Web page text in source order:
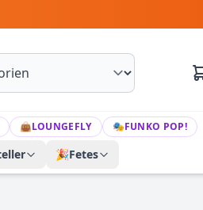
👜LOUNGEFLY 🎭FUNKO POP!
🎉Fetes